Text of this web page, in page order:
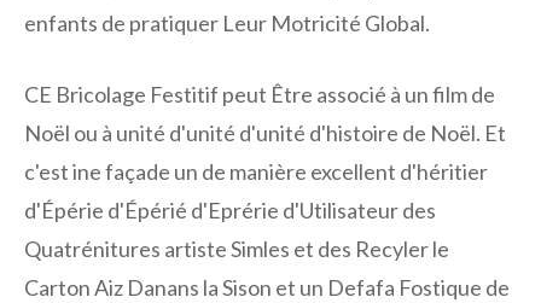
enfants de pratiquer Leur Motricité Global.
CE Bricolage Festitif peut Être associé à un film de
Noël ou à unité d'unité d'unité d'histoire de Noël. Et
c'est ine façade un de manière excellent d'héritier
d'Épérie d'Épérié d'Eprérie d'Utilisateur des
Quatrénitures artiste Simles et des Recyler le
Carton Aiz Danans la Sison et un Defafa Fostique de